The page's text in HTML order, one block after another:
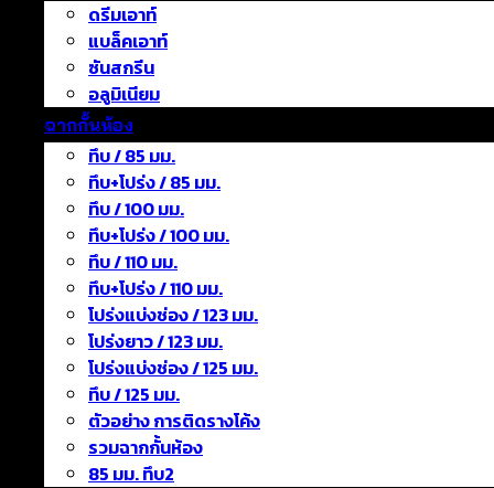
ดรีมเอาท์
แบล็คเอาท์
ซันสกรีน
อลูมิเนียม
ฉากกั้นห้อง
ทึบ / 85 มม.
ทึบ+โปร่ง / 85 มม.
ทึบ / 100 มม.
ทึบ+โปร่ง / 100 มม.
ทึบ / 110 มม.
ทึบ+โปร่ง / 110 มม.
โปร่งแบ่งช่อง / 123 มม.
โปร่งยาว / 123 มม.
โปร่งแบ่งช่อง / 125 มม.
ทึบ / 125 มม.
ตัวอย่าง การติดรางโค้ง
รวมฉากกั้นห้อง
85 มม. ทึบ2